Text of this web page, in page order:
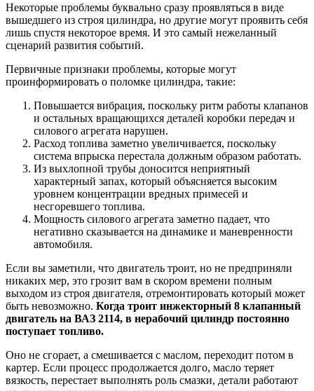
Некоторые проблемы буквально сразу проявляться в виде
вышедшего из строя цилиндра, но другие могут проявить себя
лишь спустя некоторое время. И это самый нежеланный
сценарий развития событий.
Первичные признаки проблемы, которые могут
проинформировать о поломке цилиндра, такие:
Повышается вибрация, поскольку ритм работы клапанов
и остальных вращающихся деталей коробки передач и
силового агрегата нарушен.
Расход топлива заметно увеличивается, поскольку
система впрыска перестала должным образом работать.
Из выхлопной трубы доносится неприятный
характерный запах, который объясняется высоким
уровнем концентрации вредных примесей и
несгоревшего топлива.
Мощность силового агрегата заметно падает, что
негативно сказывается на динамике и маневренности
автомобиля.
Если вы заметили, что двигатель троит, но не предприняли
никаких мер, это грозит вам в скором времени полным
выходом из строя двигателя, отремонтировать который может
быть невозможно. Когда троит инжекторный 8 клапанный
двигатель на ВАЗ 2114, в нерабочий цилиндр постоянно
поступает топливо.
Оно не сгорает, а смешивается с маслом, переходит потом в
картер. Если процесс продолжается долго, масло теряет
вязкость, перестает выполнять роль смазки, детали работают